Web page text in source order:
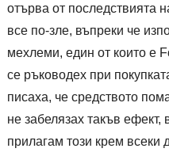
отърва от последствията
все по-зле, въпреки че
мехлеми, един от които е
се ръководех при
писаха, че средството
не забелязах такъв ефект,
прилагам този крем всеки